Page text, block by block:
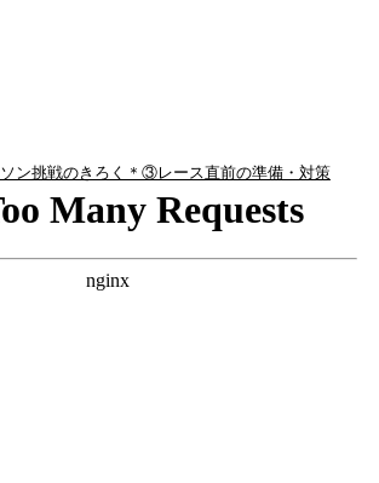
ン挑戦のきろく＊③レース直前の準備・対策